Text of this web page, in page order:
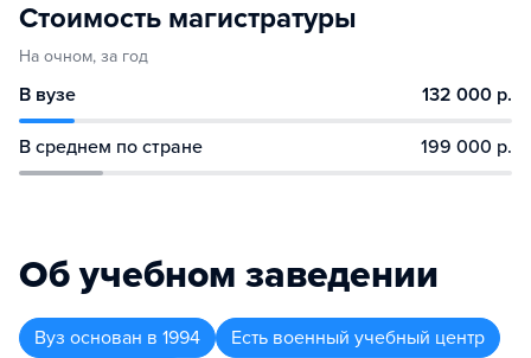
Стоимость магистратуры
На очном, за год
В вузе 132 000 р.
В среднем по стране 199 000 р.
Об учебном заведении
Вуз основан в 1994
Есть военный учебный центр